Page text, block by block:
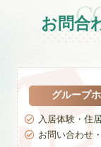
お問合
グループ
 入居体験・住
 お問い合わせ